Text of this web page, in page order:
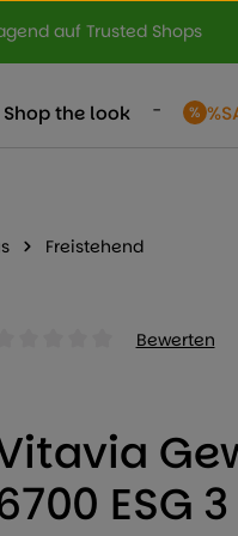
auf Trusted Shops
Shop the look -
Freistehend
Bewerten
ESG